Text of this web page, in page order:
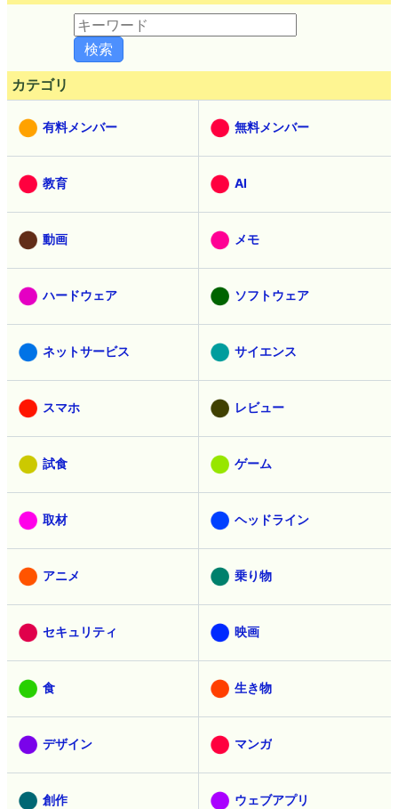
カテゴリ
有料メンバー 無料メンバー
教育 AI
動画 メモ
ハードウェア ソフトウェア
ネットサービス サイエンス
スマホ レビュー
試食 ゲーム
取材 ヘッドライン
アニメ 乗り物
セキュリティ 映画
食 生き物
デザイン マンガ
創作 ウェブアプリ